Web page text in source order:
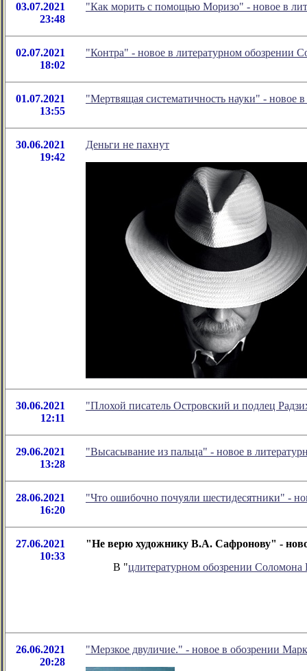
03.07.2021
23:48
"Как морить с помощью Моризо" - новое в
02.07.2021
18:02
"Контра" - новое в литературном обозрении
01.07.2021
13:55
"Мертвящая систематичность науки" - новое
30.06.2021
19:42
Деньги не пахнут
30.06.2021
12:11
"Плохой писатель Островский и подлец
29.06.2021
13:28
"Высасывание из пальца" - новое в
28.06.2021
16:20
"Что ошибочно почуяли шестидесятники" -
27.06.2021
10:33
"Не верю художнику В.А. Сафронову" -
В "цлитературном обозрении
26.06.2021
20:28
"Мерзкое двуличие." - новое в обозрении